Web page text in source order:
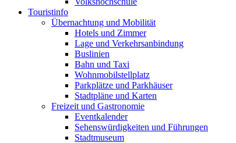
Touristinfo
Übernachtung und Mobilität
Hotels und Zimmer
Lage und Verkehrsanbindung
Buslinien
Bahn und Taxi
Wohnmobilstellplatz
Parkplätze und Parkhäuser
Stadtpläne und Karten
Freizeit und Gastronomie
Eventkalender
Sehenswürdigkeiten und Führungen
Stadtmuseum